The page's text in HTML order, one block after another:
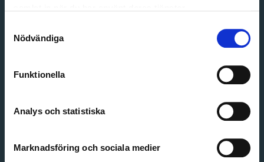
Nödvändiga
Funktionella
Analys och statistiska
Marknadsföring och sociala medier
Customer service